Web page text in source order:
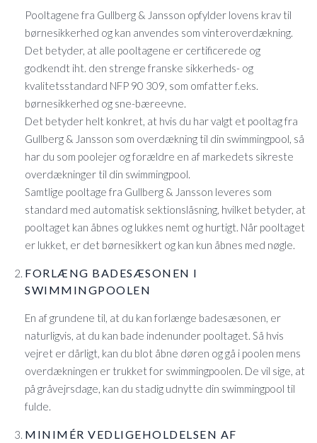
Pooltagene fra Gullberg & Jansson opfylder lovens krav til
børnesikkerhed og kan anvendes som vinteroverdækning.
Det betyder, at alle pooltagene er certificerede og
godkendt iht. den strenge franske sikkerheds- og
kvalitetsstandard NFP 90 309, som omfatter f.eks.
børnesikkerhed og sne-bæreevne.
Det betyder helt konkret, at hvis du har valgt et pooltag fra
Gullberg & Jansson som overdækning til din swimmingpool, så
har du som poolejer og forældre en af markedets sikreste
overdækninger til din swimmingpool.
Samtlige pooltage fra Gullberg & Jansson leveres som
standard med automatisk sektionslåsning, hvilket betyder, at
pooltaget kan åbnes og lukkes nemt og hurtigt. Når pooltaget
er lukket, er det børnesikkert og kan kun åbnes med nøgle.
FORLÆNG BADESÆSONEN I
SWIMMINGPOOLEN
En af grundene til, at du kan forlænge badesæsonen, er
naturligvis, at du kan bade indenunder pooltaget. Så hvis
vejret er dårligt, kan du blot åbne døren og gå i poolen mens
overdækningen er trukket for swimmingpoolen. De vil sige, at
på gråvejrsdage, kan du stadig udnytte din swimmingpool til
fulde.
MINIMÉR VEDLIGEHOLDELSEN AF